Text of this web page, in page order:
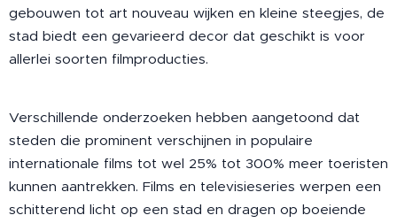
gebouwen tot art nouveau wijken en kleine steegjes, de
stad biedt een gevarieerd decor dat geschikt is voor
allerlei soorten filmproducties.
Verschillende onderzoeken hebben aangetoond dat
steden die prominent verschijnen in populaire
internationale films tot wel 25% tot 300% meer toeristen
kunnen aantrekken. Films en televisieseries werpen een
schitterend licht op een stad en dragen op boeiende